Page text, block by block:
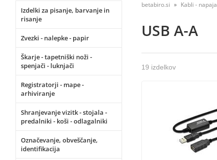
Izdelki za pisanje, barvanje in
risanje
Zvezki - nalepke - papir
Škarje - tapetniški noži -
spenjači - luknjači
Registratorji - mape -
arhiviranje
Shranjevanje vizitk - stojala -
predalniki - koši - odlagalniki
Označevanje, obveščanje,
identifikacija
betabiro.si Kabli -
USB A-A
19 izdelkov